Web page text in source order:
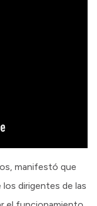
manifestó que
los dirigentes de las